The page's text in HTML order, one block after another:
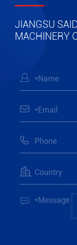
JIANGSU
MACHINERY




